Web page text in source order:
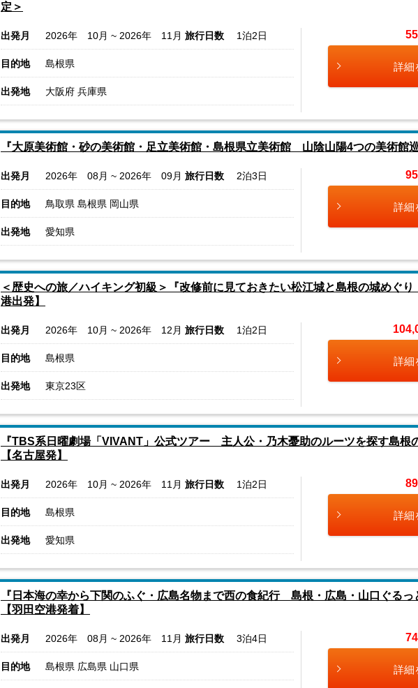
定＞
出発月 2026年 10月 ~ 2026年 11月 旅行日数 1泊2日
目的地 島根県
出発地 大阪府 兵庫県
詳細
『大原美術館・砂の美術館・足立美術館・島根県立美術館 山陰山陽4つの美術館
出発月 2026年 08月 ~ 2026年 09月 旅行日数 2泊3日
目的地 鳥取県 島根県 岡山県
出発地 愛知県
詳細
＜歴史への旅／ハイキング初級＞『改修前に見ておきたい松江城と島根の城めぐ
港出発】
出発月 2026年 10月 ~ 2026年 12月 旅行日数 1泊2日
目的地 島根県
出発地 東京23区
詳細
『TBS系日曜劇場「VIVANT」公式ツアー 主人公・乃木憂助のルーツを探す島根
【名古屋発】
出発月 2026年 10月 ~ 2026年 11月 旅行日数 1泊2日
目的地 島根県
出発地 愛知県
詳細
『日本海の幸から下関のふぐ・広島名物まで西の食紀行 島根・広島・山口ぐるっ
【羽田空港発着】
出発月 2026年 08月 ~ 2026年 11月 旅行日数 3泊4日
目的地 島根県 広島県 山口県 詳細